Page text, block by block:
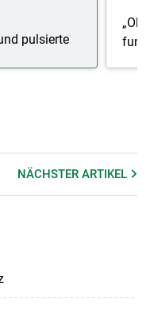
pulsierte
NÄCHSTERARTIKEL